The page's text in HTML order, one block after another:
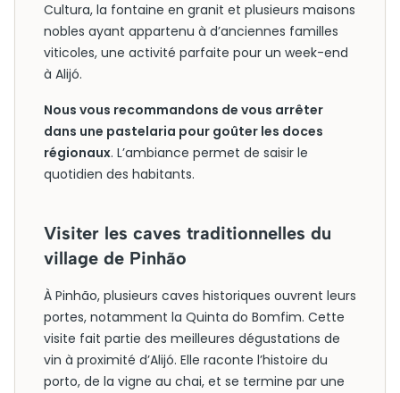
Cultura, la fontaine en granit et plusieurs maisons
nobles ayant appartenu à d’anciennes familles
viticoles, une activité parfaite pour un week-end
à Alijó.
Nous vous recommandons de vous arrêter
dans une pastelaria pour goûter les doces
régionaux. L’ambiance permet de saisir le
quotidien des habitants.
Visiter les caves traditionnelles du
village de Pinhão
À Pinhão, plusieurs caves historiques ouvrent leurs
portes, notamment la Quinta do Bomfim. Cette
visite fait partie des meilleures dégustations de
vin à proximité d’Alijó. Elle raconte l’histoire du
porto, de la vigne au chai, et se termine par une